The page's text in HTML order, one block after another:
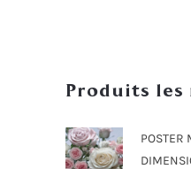
Produits les
POSTER